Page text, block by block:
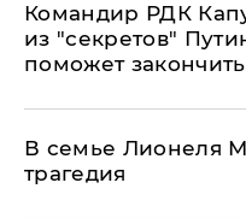
Командир РДК
из "секретов"
поможет
В семье Лионеля
трагедия